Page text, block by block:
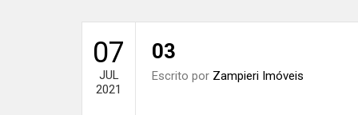
07
JUL
2021
03
Escrito por Zampieri Imóveis